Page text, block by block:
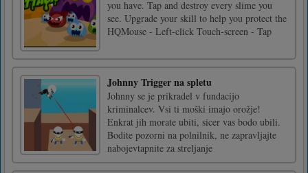
you have. Tap and destroy every slime you
see. Upgrade your skill to help you protect the
HQMouse - Left-click Touch-screen - Tap
Johnny Trigger na spletu
Johnny se je prikradel v fundacijo
kriminalcev. Vsi ti moški imajo orožje!
Enkrat jih morate ubiti, sicer vas bodo ubili.
Bodite pozorni na polnilnik, ne zapravljajte
nabojevtapnite za streljanje